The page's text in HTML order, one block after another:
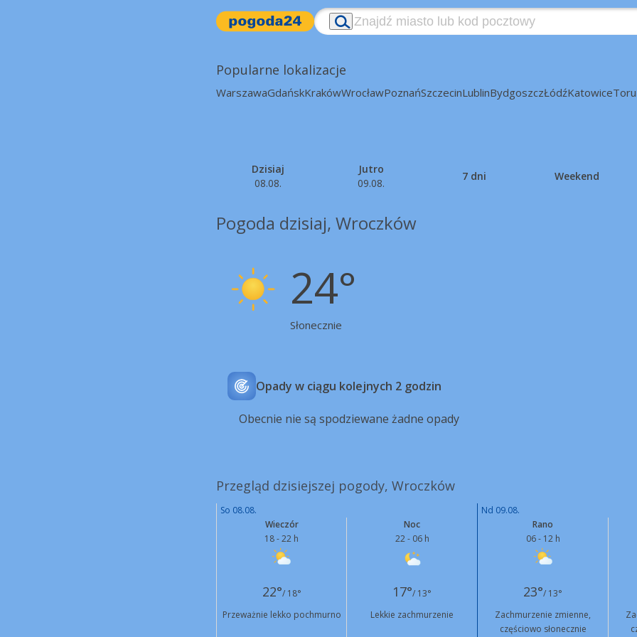
Popularne lokalizacje
WarszawaGdańskKrakówWrocławPoznańSzczecinLublinBydgoszczŁódźKatowice
Dzisiaj
08.08.
Jutro
09.08.
7 dni Weekend
Pogoda dzisiaj, Wroczków
24°
Słonecznie
Opady w ciągu kolejnych 2 godzin
Obecnie nie są spodziewane żadne opady
Przegląd dzisiejszej pogody, Wroczków
So 08.08.
Nd 09.08.
Wieczór
18 - 22 h
Noc
22 - 06 h
Rano
06 - 12 h
22°/ 18° 17°/ 13° 23°/ 13°
Przeważnie lekko pochmurno
Lekkie zachmurzenie
Zachmurzenie zmienne,
częściowo słonecznie